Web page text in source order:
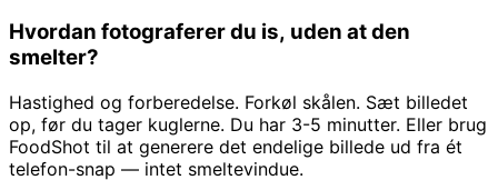
Hvordan fotograferer du is, uden at den
smelter?
Hastighed og forberedelse. Forkøl skålen. Sæt billedet
op, før du tager kuglerne. Du har 3-5 minutter. Eller brug
FoodShot til at generere det endelige billede ud fra ét
telefon-snap — intet smeltevindue.